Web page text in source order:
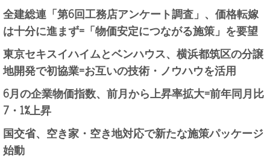
全建総連「第6回工務店アンケート調査」、価格転嫁
は十分に進まず=「物価安定につながる施策」を要望
東京セキスイハイムとベンハウス、横浜都筑区の分譲
地開発で初協業=お互いの技術・ノウハウを活用
6月の企業物価指数、前月から上昇率拡大=前年同月比
7・1%上昇
国交省、空き家・空き地対応で新たな施策パッケージ
始動